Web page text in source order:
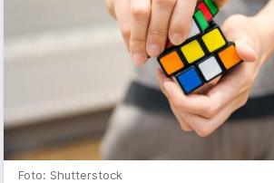
Foto: Shutterstock